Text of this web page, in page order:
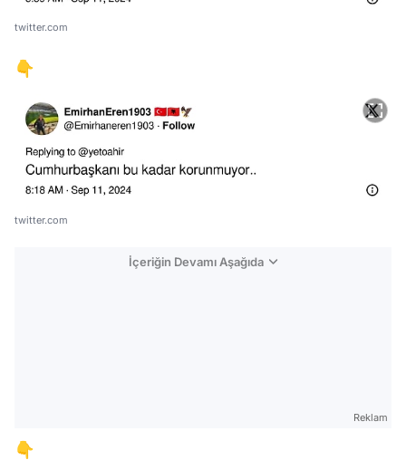
twitter.com
👇
twitter.com
İçeriğin Devamı Aşağıda
Reklam
👇